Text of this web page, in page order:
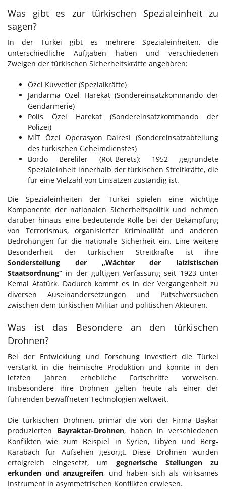
Was gibt es zur türkischen Spezialeinheit zu
sagen?
In der Türkei gibt es mehrere Spezialeinheiten, die
unterschiedliche Aufgaben haben und verschiedenen
Zweigen der türkischen Sicherheitskräfte angehören:
Özel Kuvvetler (Spezialkräfte)
Jandarma Özel Harekat (Sondereinsatzkommando der
Gendarmerie)
Polis Özel Harekat (Sondereinsatzkommando der
Polizei)
MİT Özel Operasyon Dairesi (Sondereinsatzabteilung
des türkischen Geheimdienstes)
Bordo Bereliler (Rot-Berets): 1952 gegründete
Spezialeinheit innerhalb der türkischen Streitkräfte, die
für eine Vielzahl von Einsätzen zuständig ist.
Die Spezialeinheiten der Türkei spielen eine wichtige
Komponente der nationalen Sicherheitspolitik und nehmen
darüber hinaus eine bedeutende Rolle bei der Bekämpfung
von Terrorismus, organisierter Kriminalität und anderen
Bedrohungen für die nationale Sicherheit ein. Eine weitere
Besonderheit der türkischen Streitkräfte ist ihre
Sonderstellung der „Wächter der laizistischen
Staatsordnung“ in der gültigen Verfassung seit 1923 unter
Kemal Atatürk. Dadurch kommt es in der Vergangenheit zu
diversen Auseinandersetzungen und Putschversuchen
zwischen dem türkischen Militär und politischen Akteuren.
Was ist das Besondere an den türkischen
Drohnen?
Bei der Entwicklung und Forschung investiert die Türkei
verstärkt in die heimische Produktion und konnte in den
letzten Jahren erhebliche Fortschritte vorweisen.
Insbesondere ihre Drohnen gelten heute als einer der
führenden bewaffneten Technologien weltweit.
Die türkischen Drohnen, primär die von der Firma Baykar
produzierten Bayraktar-Drohnen, haben in verschiedenen
Konflikten wie zum Beispiel in Syrien, Libyen und Berg-
Karabach für Aufsehen gesorgt. Diese Drohnen wurden
erfolgreich eingesetzt, um gegnerische Stellungen zu
erkunden und anzugreifen, und haben sich als wirksames
Instrument in asymmetrischen Konflikten erwiesen.